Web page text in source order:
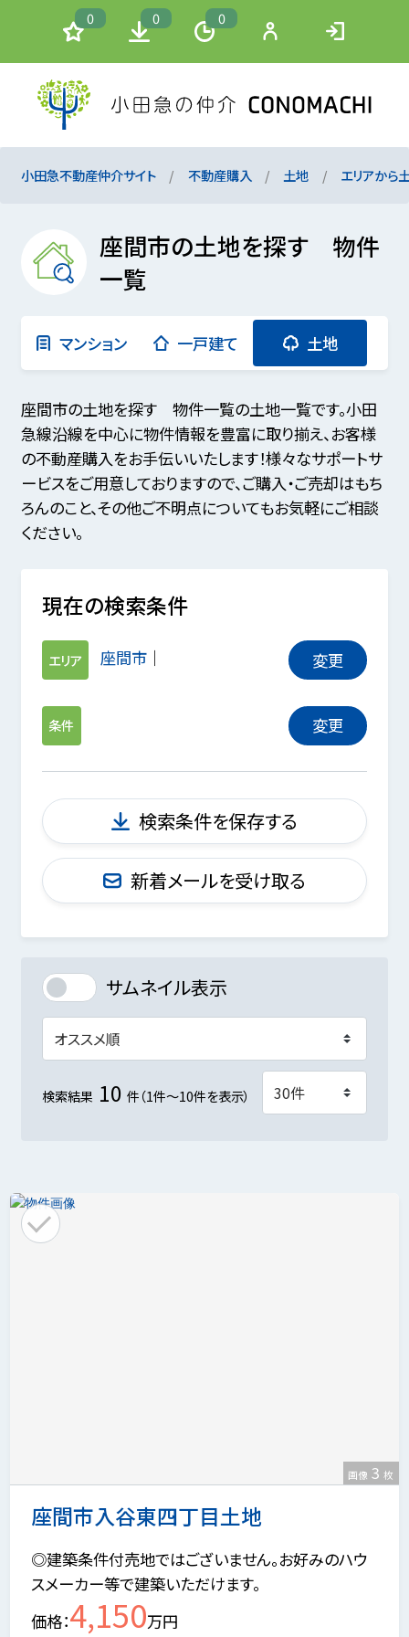
0 0 0
小田急不動産仲介サイト 不動産購入 土地 エリアから
座間市の土地を探す 物件
一覧
マンション 一戸建て 土地
座間市の土地を探す 物件一覧の土地一覧です。小田
急線沿線を中心に物件情報を豊富に取り揃え、お客様
の不動産購入をお手伝いいたします！様々なサポートサ
ービスをご用意しておりますので、ご購入・ご売却はもち
ろんのこと、その他ご不明点についてもお気軽にご相談
ください。
現在の検索条件
エリア 座間市 変更
条件 変更
検索条件を保存する
新着メールを受け取る
サムネイル表示
検索結果 10 件（1件～10件を表示）
座間市入谷東四丁目土地
画像 3 枚
◎建築条件付売地ではございません。お好みのハウ
スメーカー等で建築いただけます。
価格 4,150万円